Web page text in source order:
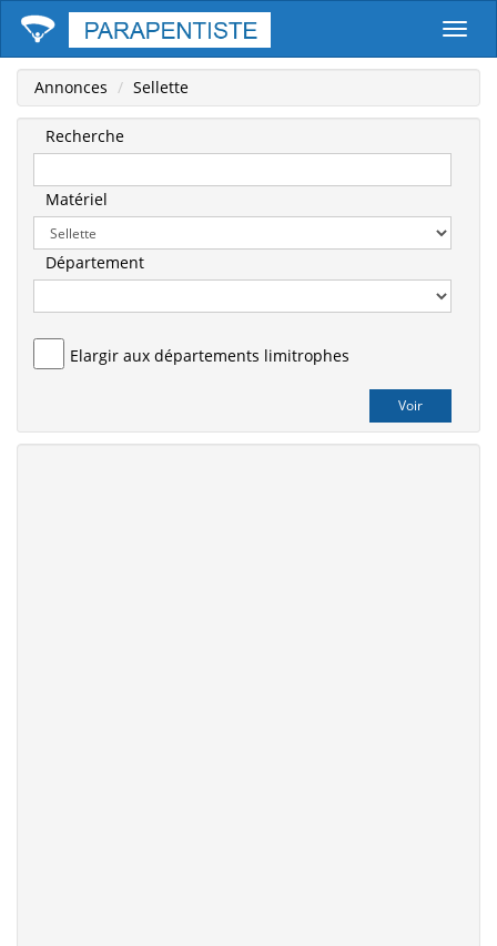
Annonces Sellette
Recherche
Matériel
Département
Elargir aux départements limitrophes